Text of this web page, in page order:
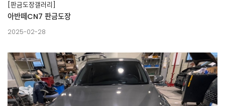
[판금도장갤러리]
아반떼CN7 판금도장
2025-02-28